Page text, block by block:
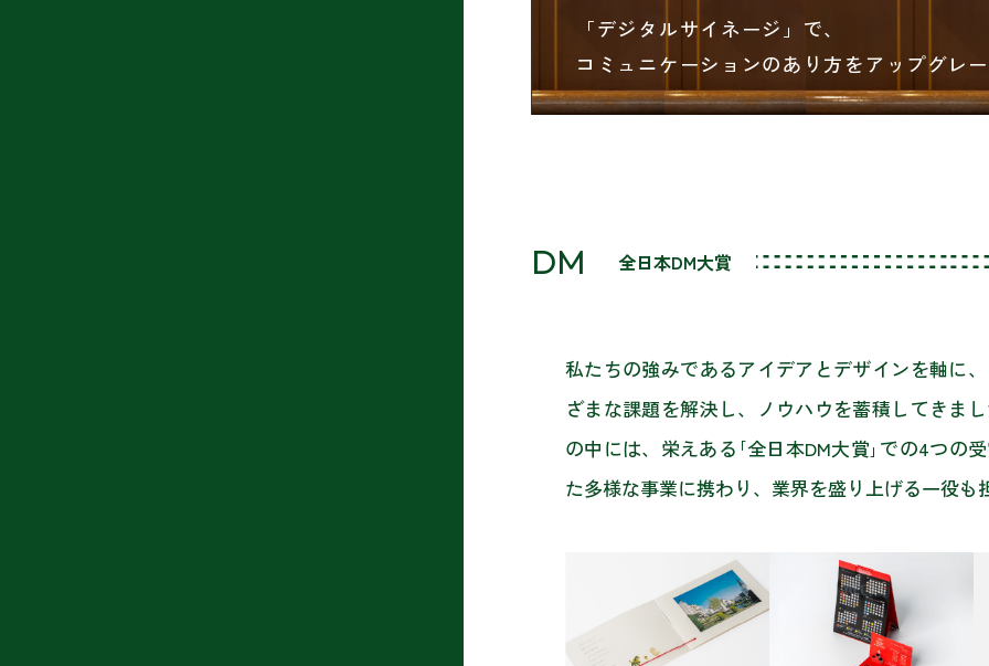
「デジタルサイネージ」で、
コミュニケーションのあり方をアップグレ
DM 全日本DM大賞
私たちの強みであるアイデアとデザインを軸に
ざまな課題を解決し、ノウハウを蓄積してきま
の中には、栄えある｢全日本DM大賞｣での4つの
た多様な事業に携わり、業界を盛り上げる一役も